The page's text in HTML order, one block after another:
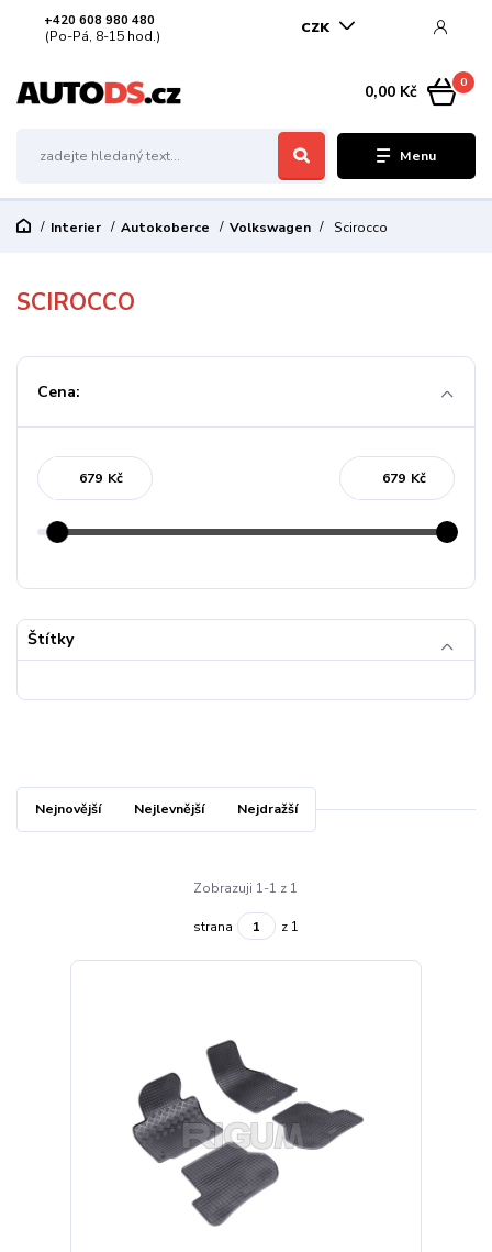
Menu
CZK
+420 608 980 480
(Po-Pá, 8-15 hod.)
0
0,00 Kč
Interier Autokoberce Volkswagen Scirocco
SCIROCCO
Cena:
Kč Kč
Štítky
Nejnovější Nejlevnější Nejdražší
Zobrazuji 1-1 z 1
strana z 1